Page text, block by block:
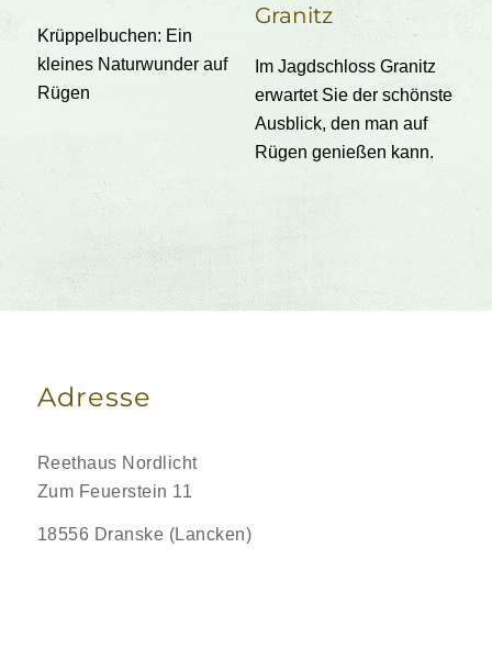
Krüppelbuchen: Ein
kleines Naturwunder auf
Rügen
Granitz
Im Jagdschloss Granitz
erwartet Sie der schönste
Ausblick, den man auf
Rügen genießen kann.
Adresse
Reethaus Nordlicht
Zum Feuerstein 11
18556 Dranske (Lancken)